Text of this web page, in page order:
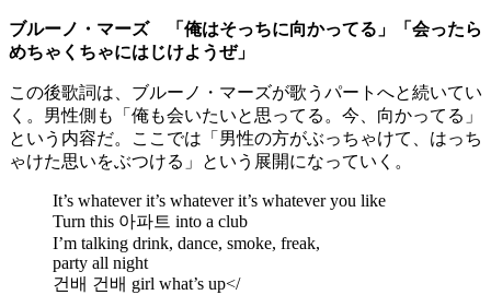
ブルーノ・マーズ 「俺はそっちに向かってる」「会ったら
めちゃくちゃにはじけようぜ」
この後歌詞は、ブルーノ・マーズが歌うパートへと続いてい
く。男性側も「俺も会いたいと思ってる。今、向かってる」
という内容だ。ここでは「男性の方がぶっちゃけて、はっち
ゃけた思いをぶつける」という展開になっていく。
It’s whatever it’s whatever it’s whatever you like
Turn this 아파트 into a club
I’m talking drink, dance, smoke, freak,
party all night
건배 건배 girl what’s up</